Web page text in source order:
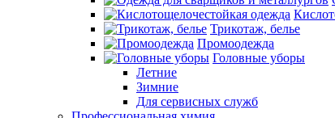
Трикотаж, белье
Промоодежда
Головные уборы
Летние
Зимние
Для сервисных служб